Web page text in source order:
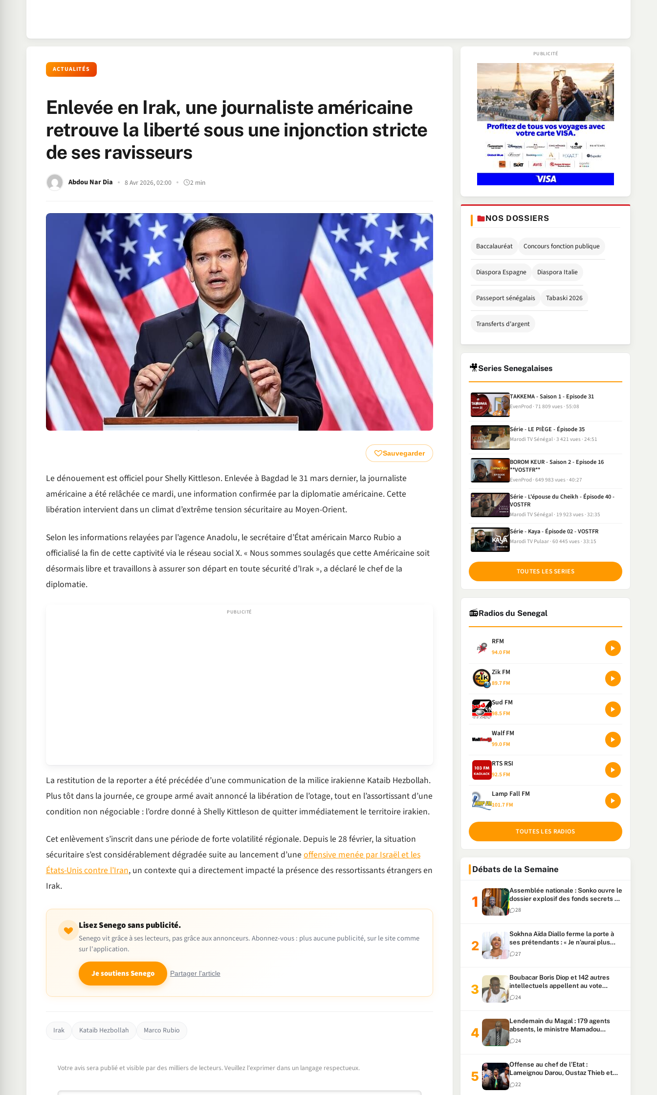
ACTUALITÉS
Enlevée en Irak, une journaliste américaine
retrouve la liberté sous une injonction stricte
de ses ravisseurs
Abdou Nar Dia 8 Avr 2026, 02:00 2 min
Sauvegarder
Le dénouement est officiel pour Shelly Kittleson. Enlevée à Bagdad le 31 mars dernier, la journaliste
américaine a été relâchée ce mardi, une information confirmée par la diplomatie américaine. Cette
libération intervient dans un climat d’extrême tension sécuritaire au Moyen-Orient.
Selon les informations relayées par l’agence Anadolu, le secrétaire d’État américain Marco Rubio a
officialisé la fin de cette captivité via le réseau social X. « Nous sommes soulagés que cette Américaine soit
désormais libre et travaillons à assurer son départ en toute sécurité d’Irak », a déclaré le chef de la
diplomatie.
La restitution de la reporter a été précédée d’une communication de la milice irakienne Kataib Hezbollah.
Plus tôt dans la journée, ce groupe armé avait annoncé la libération de l’otage, tout en l’assortissant d’une
condition non négociable : l’ordre donné à Shelly Kittleson de quitter immédiatement le territoire irakien.
Cet enlèvement s’inscrit dans une période de forte volatilité régionale. Depuis le 28 février, la situation
sécuritaire s’est considérablement dégradée suite au lancement d’uneoffensive menée par Israël et les
États-Unis contre l’Iran, un contexte qui a directement impacté la présence des ressortissants étrangers en
Irak.
Lisez Senego sans publicité.
Senego vit grâce à ses lecteurs, pas grâce aux annonceurs. Abonnez-vous : plus aucune publicité, sur le site comme
sur l'application.
Je soutiens Senego Partager l'article
Irak Kataib Hezbollah Marco Rubio
Votre avis sera publié et visible par des milliers de lecteurs. Veuillez l'exprimer dans un langage respectueux.
NOS DOSSIERS
Baccalauréat Concours fonction publique
Diaspora Espagne Diaspora Italie
Passeport sénégalais Tabaski 2026
Transferts d'argent
🎥Series Senegalaises
TAKKEMA - Saison 1 - Episode 31
EvenProd 71 809 vues 55:08
Série - LE PIÈGE - Épisode 35
Marodi TV Sénégal 3 421 vues 24:51
BOROM KEUR - Saison 2 - Episode 16
**VOSTFR**
EvenProd 649 983 vues 40:27
Série - L'épouse du Cheikh - Épisode 40 -
VOSTFR
Marodi TV Sénégal 19 923 vues 32:35
Série - Kaya - Épisode 02 - VOSTFR
Marodi TV Pulaar 60 445 vues 33:15
TOUTES LES SERIES
📻Radios du Senegal
RFM
94.0 FM
Zik FM
89.7 FM
Sud FM
98.5 FM
Walf FM
99.0 FM
RTS RSI
92.5 FM
Lamp Fall FM
101.7 FM
TOUTES LES RADIOS
Débats de la Semaine
Assemblée nationale : Sonko ouvre le
dossier explosif des fonds secrets et
du patrimoine présidentiel
28
Sokhna Aïda Diallo ferme la porte à
ses prétendants : « Je n’aurai plus
jamais un autre mari »
27
Boubacar Boris Diop et 142 autres
intellectuels appellent au vote
urgent de la révision
constitutionnelle
24
Lendemain du Magal : 179 agents
absents, le ministre Mamadou
Lamine Dianté exige des explications
24
Offense au chef de l’Etat :
Lameignou Darou, Oustaz Thieb et
Ndiaye Touba lourdement
condamnés
22